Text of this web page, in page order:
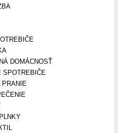
DOMÁCNOSŤ
SPOTREBIČE
PRANIE